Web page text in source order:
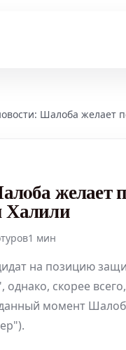
Шалoба желает
желает
Халили
1 мин
на позицию
скорее
момент